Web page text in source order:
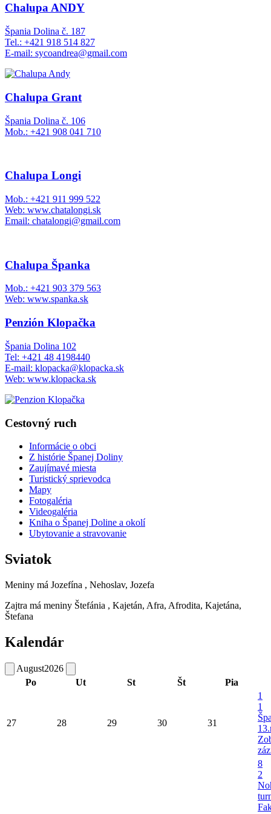
Chalupa ANDY
Špania Dolina č. 187
Tel.: +421 918 514 827
E-mail: sycoandrea@gmail.com
Chalupa Grant
Špania Dolina č. 106
Mob.: +421 908 041 710
Chalupa Longi
Mob.: +421 911 999 522
Web: www.chatalongi.sk
Email: chatalongi@gmail.com
Chalupa Španka
Mob.: +421 903 379 563
Web: www.spanka.sk
Penzión Klopačka
Špania Dolina 102
Tel: +421 48 4198440
E-mail: klopacka@klopacka.sk
Web: www.klopacka.sk
Cestovný ruch
Informácie o obci
Z histórie Španej Doliny
Zaujímavé miesta
Turistický sprievodca
Mapy
Fotogaléria
Videogaléria
Kniha o Španej Doline a okolí
Ubytovanie a stravovanie
Sviatok
Meniny má Jozefína , Nehoslav, Jozefa
Zajtra má meniny Štefánia , Kajetán, Afra, Afrodita, Kajetána,
Štefana
Kalendár
August2026
Po
Ut St Št Pia
27 28 29 30 31
1
1
8
2